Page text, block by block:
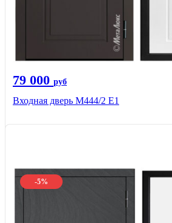
79 000 руб
Входная дверь М444/2 E1
-5%